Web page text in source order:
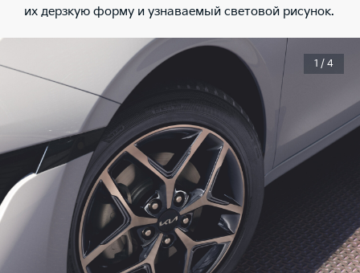
их дерзкую форму и узнаваемый световой рисунок.
1 / 4